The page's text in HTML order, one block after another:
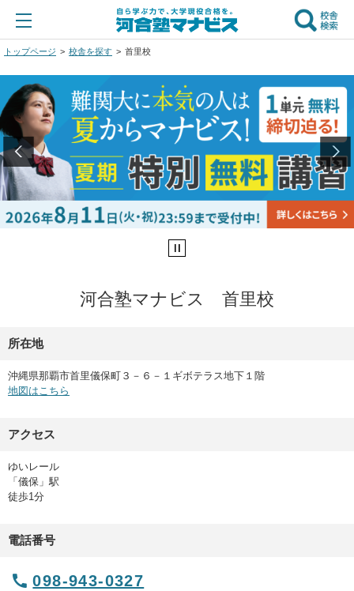
トップページ 校舎を探す 首里校
河合塾マナビス 首里校
所在地
沖縄県那覇市首里儀保町３－６－１ギボテラス地下１階
地図はこちら
アクセス
ゆいレール
「儀保」駅
徒歩1分
電話番号
098-943-0327